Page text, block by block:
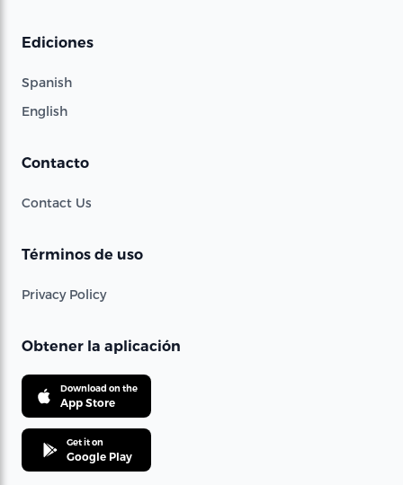
Ediciones
Spanish
English
Contacto
Contact Us
Términos de uso
Privacy Policy
Obtener la aplicación
Download on the
App Store
Get it on
Google Play